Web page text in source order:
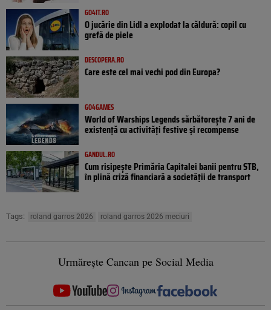
GO4IT.RO
O jucărie din Lidl a explodat la căldură: copil cu
grefă de piele
DESCOPERA.RO
Care este cel mai vechi pod din Europa?
GO4GAMES
World of Warships Legends sărbătorește 7 ani de
existență cu activități festive și recompense
GANDUL.RO
Cum risipește Primăria Capitalei banii pentru STB,
în plină criză financiară a societății de transport
Tags: roland garros 2026 roland garros 2026 meciuri
Urmărește Cancan pe Social Media